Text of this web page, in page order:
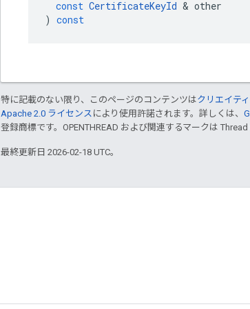
const CertificateKeyId & other
) const
特に記載のない限り、このページのコンテンツはクリエイテ
Apache 2.0 ライセンス により使用許諾されます。詳しくは、
登録商標です。OPENTHREAD および関連するマークは
最終更新日 2026-02-18 UTC。